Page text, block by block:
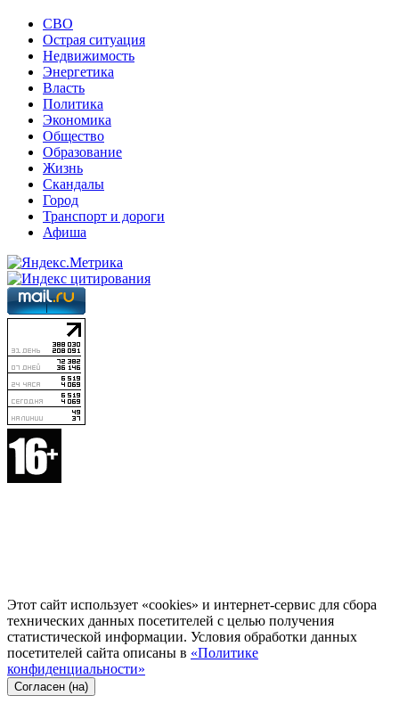
СВО
Острая ситуация
Недвижимость
Энергетика
Власть
Политика
Экономика
Общество
Образование
Жизнь
Скандалы
Город
Транспорт и дороги
Афиша
Этот сайт использует «cookies» и интернет-сервис для сбора
технических данных посетителей с целью получения
статистической информации. Условия обработки данных
посетителей сайта описаны в «Политике
конфиденциальности»
Согласен (на)